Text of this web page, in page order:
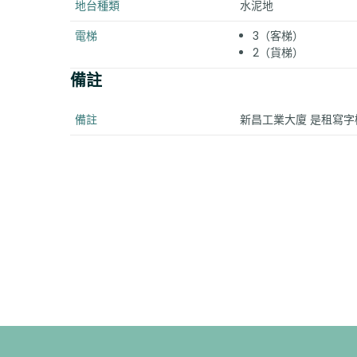
地台種類
水泥地
電梯
3（客梯）
2（貨梯）
備註
備註 新昌工業大廈 是租寫字